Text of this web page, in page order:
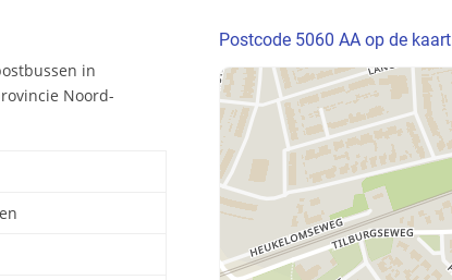
in
Noord-
Postcode 5060 AA op de kaart